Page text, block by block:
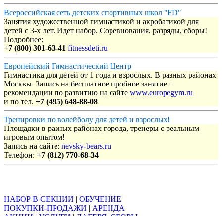
Всероссийская сеть детских спортивных школ "FD"
Занятия художественной гимнастикой и акробатикой для
детей с 3-х лет. Идет набор. Соревнования, разряды, сборы!
Подробнее:
+7 (800) 301-63-41 fitnessdeti.ru
Европейский Гимнастический Центр
Гимнастика для детей от 1 года и взрослых. В разных районах
Москвы. Запись на бесплатное пробное занятие +
рекомендации по развитию на сайте www.europegym.ru
и по тел. +7 (495) 648-88-08
Тренировки по волейболу для детей и взрослых!
Площадки в разных районах города, тренеры с реальным
игровым опытом!
Запись на сайте: nevsky-bears.ru
Телефон: +7 (812) 770-68-34
НАБОР В СЕКЦИИ | ОБУЧЕНИЕ
ПОКУПКИ-ПРОДАЖИ | АРЕНДА